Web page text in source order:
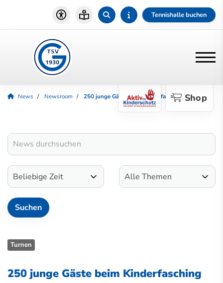
Tennishalle buchen
Shop
News Newsroom 250 junge Gäste beim Kinderfasching
Turnen
250 junge Gäste beim Kinderfasching